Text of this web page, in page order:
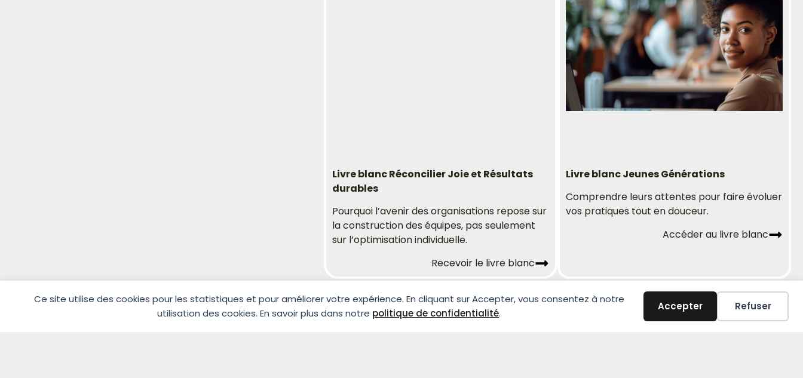
Ce site utilise des cookies pour les statistiques et pour améliorer votre expérience. En cliquant sur Accepter, vous consentez à notre
utilisation des cookies. En savoir plus dans notre politique de confidentialité.
Accepter Refuser
Préférences des cookies
Livre blanc Réconcilier Joie et Résultats
durables
Pourquoi l’avenir des organisations repose sur
la construction des équipes, pas seulement
sur l’optimisation individuelle.
Recevoir le livre blanc
Livre blanc Jeunes Générations
Comprendre leurs attentes pour faire évoluer
vos pratiques tout en douceur.
Accéder au livre blanc